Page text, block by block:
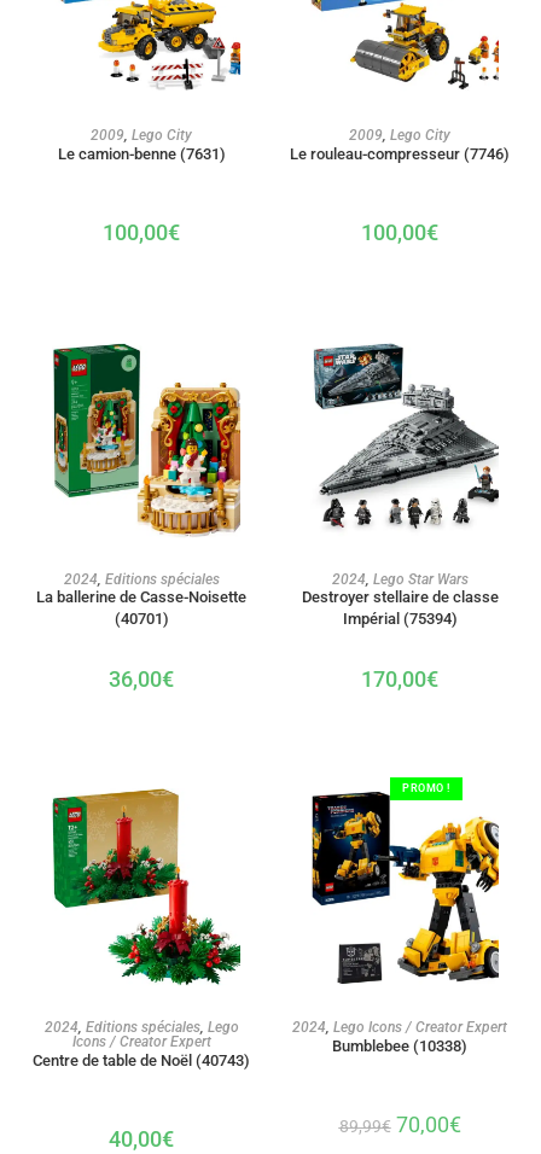
AJOUTER AU PANIER
2009 Lego City
Le camion-benne (7631)
100,00€
AJOUTER AU PANIER
2009 Lego City
Le rouleau-compresseur (7746)
100,00€
AJOUTER AU PANIER
2024, Editions spéciales
La ballerine de Casse-Noisette
(40701)
36,00€
AJOUTER AU PANIER
2024, Lego Star Wars
Destroyer stellaire de classe
Impérial (75394)
170,00€
AJOUTER AU PANIER
2024 Editions spéciales, Lego
Icons / Creator Expert
Centre de table de Noël (40743)
40,00€
PROMO !
AJOUTER AU PANIER
2024 Lego Icons / Creator Expert
Bumblebee (10338)
89,99€ 70,00€